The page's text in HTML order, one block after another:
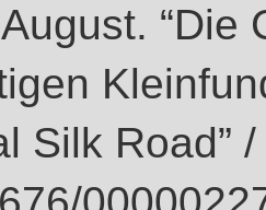
Silk Road”